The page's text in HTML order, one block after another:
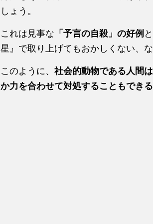
しょう。
これは見事な 「予言の自殺」の好例
星』で取り上げてもおかしくない、
このように、 社会的動物である人間
か力を合わせて対処することもできる